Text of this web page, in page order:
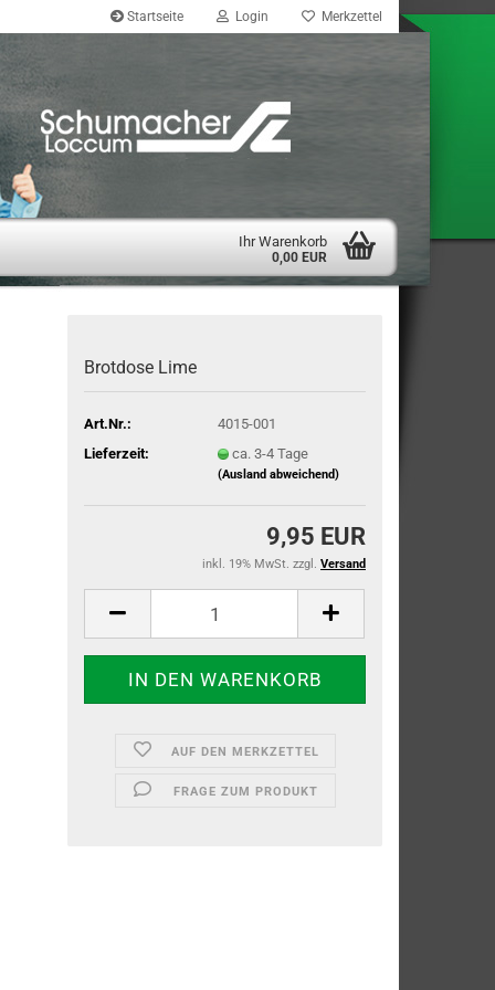
Startseite Login Merkzettel
Ihr Warenkorb
0,00 EUR
Brotdose Lime
Art.Nr.:
4015-001
Lieferzeit:
ca. 3-4 Tage
(Ausland abweichend)
9,95 EUR
inkl. 19% MwSt. zzgl. Versand
AUF DEN MERKZETTEL
FRAGE ZUM PRODUKT